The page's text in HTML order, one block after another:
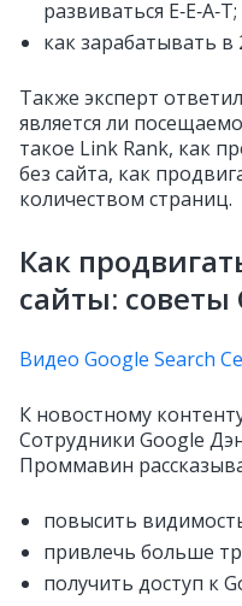
развиваться E‑E‑A‑T;
как зарабатывать
Также эксперт
является ли
такое Link Rank, как
без сайта, как
количеством страниц.
Как
сайты: советы
Видео Google Search
К новостному
Сотрудники Google
Проммавин
повысить
привлечь больше
получить доступ к